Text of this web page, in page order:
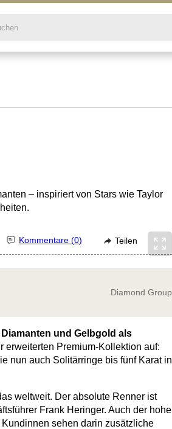
– inspiriert von Stars wie Taylor
Kommentare (0) Teilen
Diamond Group
und Gelbgold als
erweiterten Premium-Kollektion auf:
nun auch Solitärringe bis fünf Karat in
weltweit. Der absolute Renner ist
Frank Heringer. Auch der hohe
sehen darin zusätzliche